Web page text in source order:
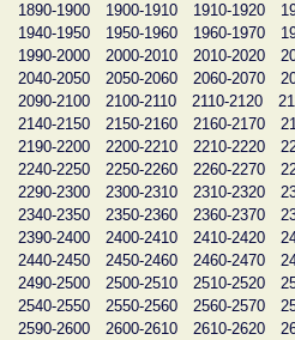
1890-1900
1900-1910 1910-1920
1940-1950
1950-1960 1960-1970
1990-2000
2000-2010 2010-2020
2040-2050
2050-2060 2060-2070
2090-2100
2100-2110 2110-2120
2140-2150
2150-2160 2160-2170
2190-2200
2200-2210 2210-2220
2240-2250
2250-2260 2260-2270
2290-2300
2300-2310 2310-2320
2340-2350
2350-2360 2360-2370
2390-2400
2400-2410 2410-2420
2440-2450
2450-2460 2460-2470
2490-2500
2500-2510 2510-2520
2540-2550
2550-2560 2560-2570
2590-2600
2600-2610 2610-2620